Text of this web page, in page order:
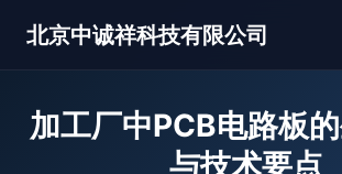
北京中诚祥科技有限公司
加工厂中PCB电路板
与技术要点